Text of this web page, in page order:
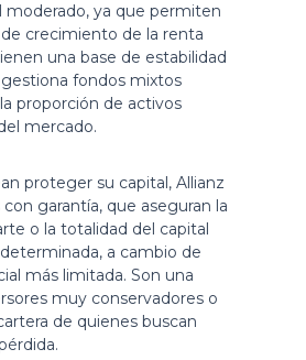
moderado, ya que permiten
crecimiento de la renta
una base de estabilidad
fondos mixtos
proporción de activos
mercado.
proteger su capital, Allianz
garantía, que aseguran la
o la totalidad del capital
a cambio de
más limitada. Son una
muy conservadores o
de quienes buscan